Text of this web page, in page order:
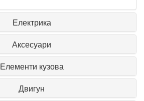
Електрика
Аксесуари
Елементи кузова
Двигун